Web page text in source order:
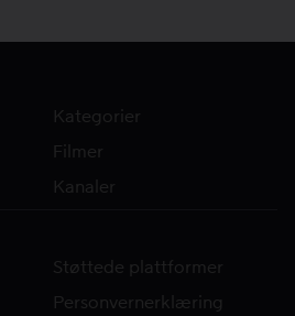
Kategorier
Filmer
Kanaler
Støttede plattformer
Personvernerklæring